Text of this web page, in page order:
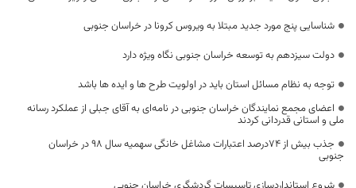
شناسایی پنج مورد جدید مبتلا به ویروس کرونا در خراسان جنوبی
دولت سیزدهم به توسعه خراسان جنوبی نگاه ویژه دارد
توجه به نظام مسائل استان باید در اولویت طرح ها و ایده ها باشد
اعضای مجمع نمایندگان خراسان جنوبی در نامه‌ای به آقای جبلی از عملکرد رسانه
ملی و استانی قدردانی کردند
جذب بیش از 74درصد اعتبارات مشاغل خانگی سهمیه سال 98 در خراسان
جنوبی